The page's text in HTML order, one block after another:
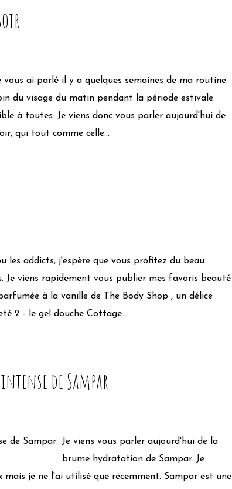
vous ai parlé il y a quelques semaines de ma routine
du visage du matin pendant la période estivale.
à toutes. Je viens donc vous parler aujourd'hui de
qui tout comme celle...
les addicts, j'espère que vous profitez du beau
Je viens rapidement vous publier mes favoris beauté
à la vanille de The Body Shop , un délice
2 - le gel douche Cottage...
de Sampar
Je viens vous parler aujourd'hui de la
brume hydratation de Sampar. Je
mais je ne l'ai utilisé que récemment. Sampar est une